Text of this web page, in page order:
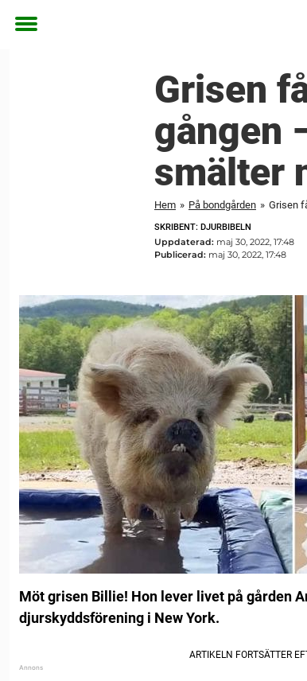
Toggle
Grisen
gången
smälter
Hem » På bondgården » Grisen
SKRIBENT: DJURBIBELN
Uppdaterad: maj 30, 2022, 17:48
Publicerad: maj 30, 2022, 17:48
Möt grisen Billie! Hon lever livet på gården
djurskyddsförening i New York.